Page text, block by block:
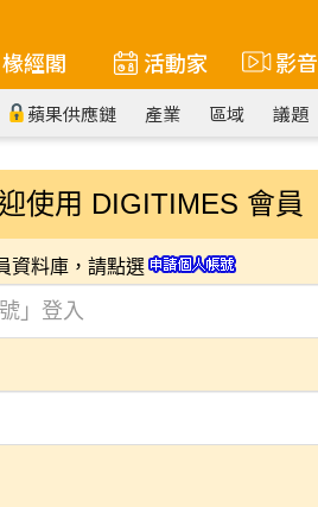
椽經閣 活動家 影音
蘋果供應鏈 產業 區域 議題
使用 DIGITIMES 會員
資料庫，請點選